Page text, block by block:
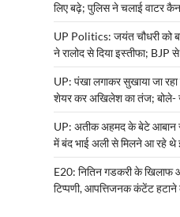
लिए बढ़े; पुलिस ने चलाई वाटर
UP Politics: जयंत चौधरी को
ने रालोद से दिया इस्तीफा; BJP
UP: पंखा लगाकर सुखाया जा
शेयर कर अखिलेश का तंज; बोले-
UP: अतीक अहमद के बेटे आबान
में बंद भाई अली से मिलने आ रहे थे
E20: नितिन गडकरी के खिलाफ
टिप्पणी, आपत्तिजनक कंटेंट